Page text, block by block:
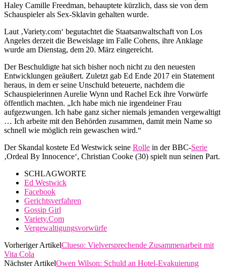
Haley Camille Freedman, behauptete kürzlich, dass sie von dem
Schauspieler als Sex-Sklavin gehalten wurde.
Laut ‚Variety.com‘ begutachtet die Staatsanwaltschaft von Los
Angeles derzeit die Beweislage im Falle Cohens, ihre Anklage
wurde am Dienstag, dem 20. März eingereicht.
Der Beschuldigte hat sich bisher noch nicht zu den neuesten
Entwicklungen geäußert. Zuletzt gab Ed Ende 2017 ein Statement
heraus, in dem er seine Unschuld beteuerte, nachdem die
Schauspielerinnen Aurelie Wynn und Rachel Eck ihre Vorwürfe
öffentlich machten. „Ich habe mich nie irgendeiner Frau
aufgezwungen. Ich habe ganz sicher niemals jemanden vergewaltigt
… Ich arbeite mit den Behörden zusammen, damit mein Name so
schnell wie möglich rein gewaschen wird.“
Der Skandal kostete Ed Westwick seine Rolle in der BBC-Serie
‚Ordeal By Innocence‘, Christian Cooke (30) spielt nun seinen Part.
SCHLAGWORTE
Ed Westwick
Facebook
Gerichtsverfahren
Gossip Girl
Variety.Com
Vergewaltigungsvorwürfe
Vorheriger ArtikelClueso: Vielversprechende Zusammenarbeit mit
Vita Cola
Nächster ArtikelOwen Wilson: Schuld an Hotel-Evakuierung